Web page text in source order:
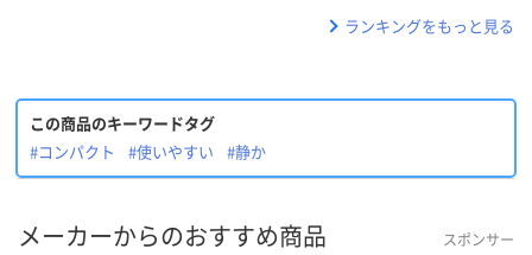
ランキングをもっと見る
この商品のキーワードタグ
#コンパクト
#使いやすい #静か
メーカーからのおすすめ商品 スポンサー